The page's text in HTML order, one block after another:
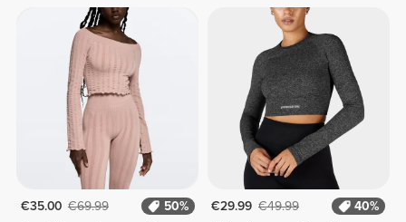
€35.00 €69.99
50%
€29.99 €49.99
40%